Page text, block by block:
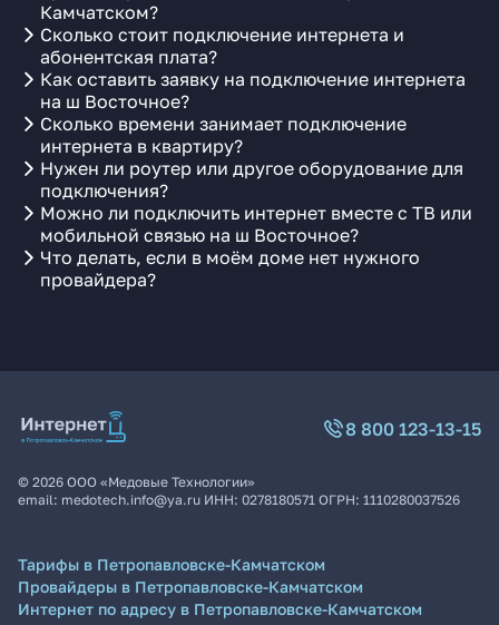
Камчатском?
Сколько стоит подключение интернета и
абонентская плата?
Как оставить заявку на подключение интернета
на ш Восточное?
Сколько времени занимает подключение
интернета в квартиру?
Нужен ли роутер или другое оборудование для
подключения?
Можно ли подключить интернет вместе с ТВ или
мобильной связью на ш Восточное?
Что делать, если в моём доме нет нужного
провайдера?
8 800 123-13-15
© 2026 ООО «Медовые Технологии»
email: medotech.info@ya.ru ИНН: 0278180571 ОГРН: 1110280037526
Тарифы в Петропавловске-Камчатском
Провайдеры в Петропавловске-Камчатском
Интернет по адресу в Петропавловске-Камчатском